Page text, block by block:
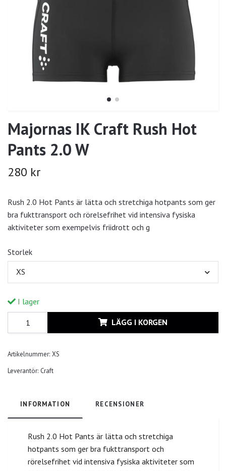
Majornas IK Craft Rush Hot
Pants 2.0 W
280 kr
Rush 2.0 Hot Pants är lätta och stretchiga hotpants som ger
bra fukttransport och rörelsefrihet vid intensiva fysiska
aktiviteter som exempelvis friidrott och g
Storlek
XS
I lager
LÄGG I KORGEN
Artikelnummer: XS
Leverantör: Craft
INFORMATION RECENSIONER
Rush 2.0 Hot Pants är lätta och stretchiga
hotpants som ger bra fukttransport och
rörelsefrihet vid intensiva fysiska aktiviteter som